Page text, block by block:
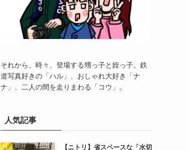
それから、時々、登場する甥っ子と姪っ子。鉄
道写真好きの「ハル」、おしゃれ大好き「ナ
ナ」、二人の間を走りまわる「コウ」。
人気記事
【ニトリ】省スペースな「水切